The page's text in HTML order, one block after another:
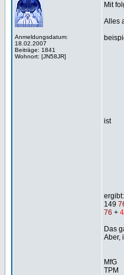
Anmeldungsdatum:
18.02.2007
Beiträge: 1841
Wohnort: [JN58JR]
Mit
Alles
ist
ergibt:
149
76 +
Das
Aber,
MfG
TPM